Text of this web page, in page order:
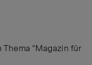
"Magazin für